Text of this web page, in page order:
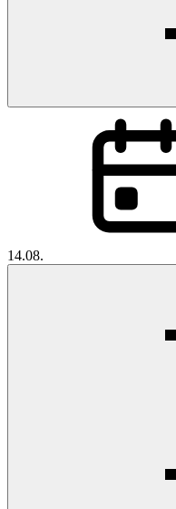
14.08.